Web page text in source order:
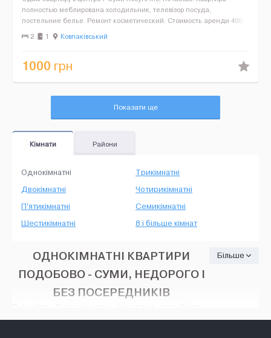
полностью меблирована холодильник, телевізор посуда,
постельние белье. Ремонт косметический. Стоимость аренди 400
грн/сут. Почасово первий час 200, каждий последующий 35 ...
2 1 Ковпаківський
1000 грн
Показати ще
Кімнати Райони
Однокімнатні
Двокімнатні
Трикімнатні
Чотирикімнатні
П'ятикімнатні
Шестикімнатні
Семикімнатні
8 і більше кімнат
ОДНОКІМНАТНІ КВАРТИРИ
ПОДОБОВО - СУМИ, НЕДОРОГО І
БЕЗ ПОСЕРЕДНИКІВ
Суми, на HOUSE24, недорого і без посередників.
Більше